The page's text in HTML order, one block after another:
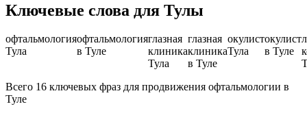
Ключевые слова для Тулы
офтальмология
Тула
офтальмология
в Туле
глазная
клиника
Тула
глазная
клиника
в Туле
окулист
Тула
окулист
в Туле
Всего 16 ключевых фраз для продвижения офтальмологии в
Туле